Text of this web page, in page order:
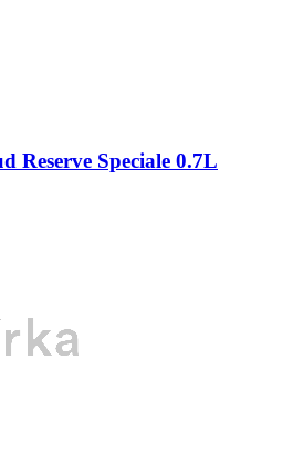
Reserve Speciale 0.7L